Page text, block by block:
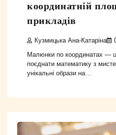
координатній
прикладів
Кузмицька Ана-Катаріна
Малюнки по координатах —
поєднати математику з
унікальні образи на…